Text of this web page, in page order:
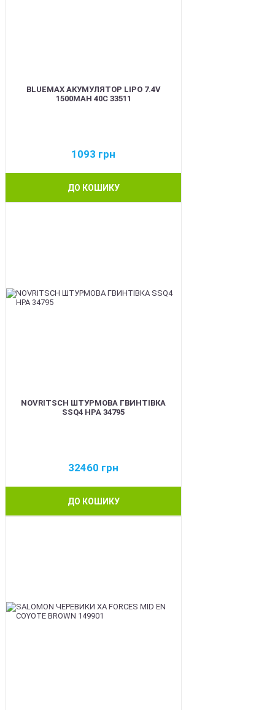
BLUEMAX АКУМУЛЯТОР LIPO 7.4V
1500MAH 40C 33511
1093 грн
ДО КОШИКУ
NOVRITSCH ШТУРМОВА ГВИНТІВКА
SSQ4 HPA 34795
32460 грн
ДО КОШИКУ